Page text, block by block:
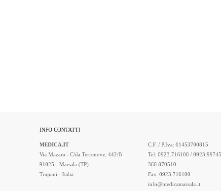
INFO CONTATTI
MEDICA.IT
Via Mazara - C/da Terrenove, 442/B
91025 - Marsala (TP)
Trapani - Italia
C.F. / P.Iva: 01453700815
Tel: 0923.716100 /
360.870510
Fax: 0923.716100
info@medicamarsala.it